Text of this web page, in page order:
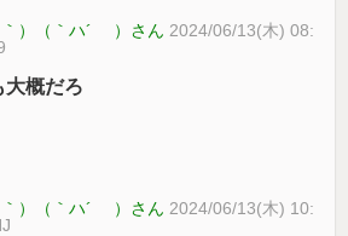
｀）（｀ハ´ ）さん 2024/06/13(木) 08:
大概だろ
｀）（｀ハ´ ）さん 2024/06/13(木) 10: